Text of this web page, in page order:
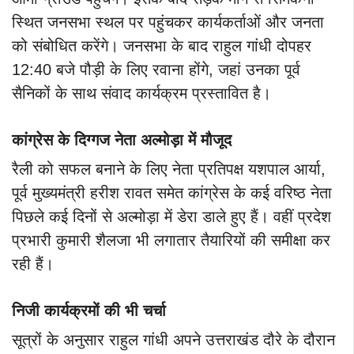
स्थित जनसभा स्थल पर पहुंचकर कार्यकर्ताओं और जनता
को संबोधित करेंगे।जनसभा के बाद राहुल गांधी दोपहर
12:40 बजे पौड़ी के लिए रवाना होंगे, जहां उनका पूर्व
सैनिकों के साथ संवाद कार्यक्रम प्रस्तावित है।
कांग्रेस के दिग्गज नेता अल्मोड़ा में मौजूद
रैली को सफल बनाने के लिए नेता प्रतिपक्ष यशपाल आर्या,
पूर्व मुख्यमंत्री हरीश रावत समेत कांग्रेस के कई वरिष्ठ नेता
पिछले कई दिनों से अल्मोड़ा में डेरा डाले हुए हैं। वहीं प्रदेश
प्रभारी कुमारी शैलजा भी लगातार तैयारियों की समीक्षा कर
रही हैं।
निजी कार्यक्रमों की भी चर्चा
सूत्रों के अनुसार राहुल गांधी अपने उत्तराखंड दौरे के दौरान